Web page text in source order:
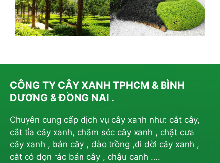
CÔNG TY CÂY XANH TPHCM & BÌNH
DƯƠNG & ĐỒNG NAI .
Chuyên cung cấp dịch vụ cây xanh như: cắt cây,
cắt tỉa cây xanh, chăm sóc cây xanh , chặt cưa
cây xanh , bán cây , đào trồng ,di dời cây xanh ,
cắt cỏ dọn rác bán cây , chậu canh ….